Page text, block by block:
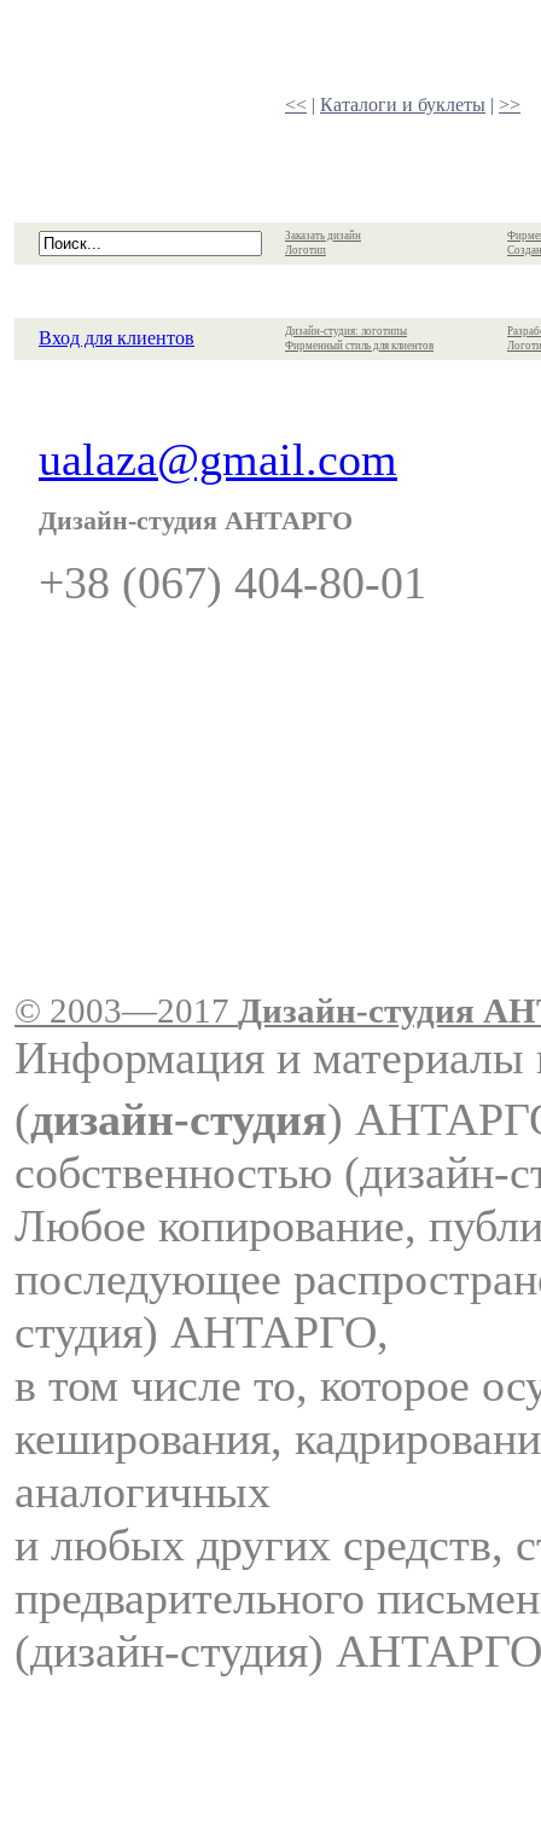
<< | Каталоги и буклеты | >>
Заказать дизайн
Логотип
Вход для клиентов
Дизайн-студия: логотипы
Фирменный стиль для клиентов
ualaza@gmail.com
Дизайн-студия АНТАРГО
+38 (067) 404-80-01
© 2003—2017 Дизайн-студия
Информация и материалы
(дизайн-студия)
собственностью
Любое копирование,
последующее
студия) АНТАРГО,
в том числе то, которое
кеширования,
аналогичных
и любых других средств,
предварительного
(дизайн-студия)